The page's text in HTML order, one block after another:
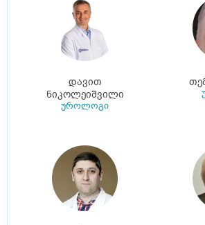
დავით
ნიკოლეიშვილი
უროლოგი